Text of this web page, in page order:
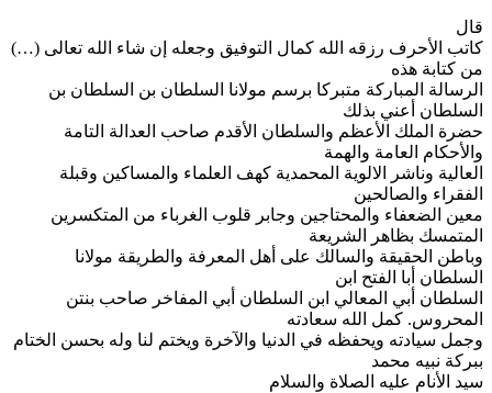
قال
كاتب الأحرف رزقه الله كمال التوفيق وجعله إن شاء الله تعالى (…)
من كتابة هذه
الرسالة المباركة متبركا برسم مولانا السلطان بن السلطان بن
السلطان أعني بذلك
حضرة الملك الأعظم والسلطان الأقدم صاحب العدالة التامة
والأحكام العامة والهمة
العالية وناشر الالوية المحمدية كهف العلماء والمساكين وقبلة
الفقراء والصالحين
معين الضعفاء والمحتاجين وجابر قلوب الغرباء من المتكسرين
المتمسك بظاهر الشريعة
وباطن الحقيقة والسالك على أهل المعرفة والطريقة مولانا
السلطان أبا الفتح ابن
السلطان أبي المعالي ابن السلطان أبي المفاخر صاحب بنتن
المحروس. كمل الله سعادته
وجمل سيادته ويحفظه في الدنيا والآخرة ويختم لنا وله بحسن الختام
ببركة نبيه محمد
سيد الأنام عليه الصلاة والسلام